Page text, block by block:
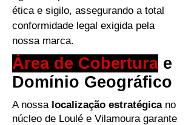
ética e sigilo, assegurando a total
conformidade legal exigida pela
nossa marca.
Área de Coberturae
Domínio Geográfico
A nossa localização estratégicano
núcleo de Loulé e Vilamoura garante